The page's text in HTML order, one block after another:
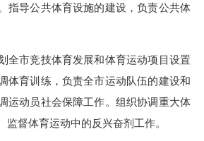
指导公共体育设施的建设，负责公共体
市竞技体育发展和体育运动项目设置
体育训练，负责全市运动队伍的建设和
运动员社会保障工作。组织协调重大体
监督体育运动中的反兴奋剂工作。